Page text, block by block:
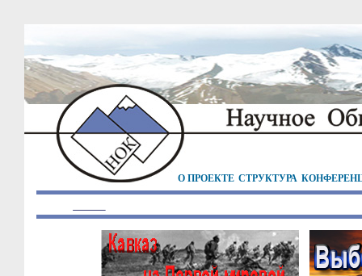
О ПРОЕКТЕ СТРУКТУРА